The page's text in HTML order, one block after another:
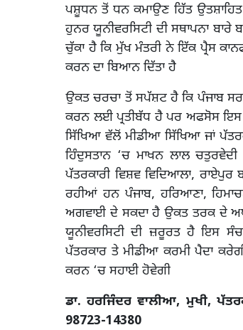
ਪਸ਼ੂਧਨ ਤੋਂ ਧਨ ਕਮਾਉਣ ਹਿੱਤ
ਹੁਨਰ ਯੂਨੀਵਰਸਿਟੀ ਦੀ ਸਥਾਪਨਾ
ਚੁੱਕਾ ਹੈ ਕਿ ਮੁੱਖ ਮੰਤਰੀ ਨੇ ਇੱਕ ਪ੍ਰੈਸ
ਕਰਨ ਦਾ ਬਿਆਨ ਦਿੱਤਾ ਹੈ
ਉਕਤ ਚਰਚਾ ਤੋਂ ਸਪੱਸ਼ਟ ਹੈ ਕਿ ਪੰਜਾਬ
ਕਰਨ ਲਈ ਪ੍ਰਤੀਬੱਧ ਹੈ ਪਰ ਅਫਸੋਸ ਇਸ
ਸਿੱਖਿਆ ਵੱਲੋਂ ਮੀਡੀਆ ਸਿੱਖਿਆ ਜਾਂ
ਹਿੰਦੁਸਤਾਨ ‘ਚ ਮਾਖਨ ਲਾਲ
ਪੱਤਰਕਾਰੀ ਵਿਸ਼ਵ ਵਿਦਿਆਲਾ,
ਰਹੀਆਂ ਹਨ ਪੰਜਾਬ, ਹਰਿਆਣਾ,
ਅਗਵਾਈ ਦੇ ਸਕਦਾ ਹੈ ਉਕਤ ਤਰਕ ਦੇ
ਯੂਨੀਵਰਸਿਟੀ ਦੀ ਜ਼ਰੂਰਤ ਹੈ ਇਸ
ਪੱਤਰਕਾਰ ਤੇ ਮੀਡੀਆ ਕਰਮੀ ਪੈਦਾ
ਕਰਨ ‘ਚ ਸਹਾਈ ਹੋਵੇਗੀ
ਡਾ. ਹਰਜਿੰਦਰ ਵਾਲੀਆ, ਮੁਖੀ,
98723-14380